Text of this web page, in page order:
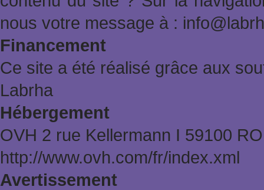
nous votre message à :
Financement
Ce site a été réalisé grâce aux
Labrha
Hébergement
OVH 2 rue Kellermann Ι 59100
http://www.ovh.com/fr/index.xml
Avertissement